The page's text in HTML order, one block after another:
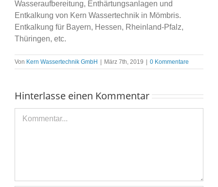
Wasseraufbereitung, Enthärtungsanlagen und
Entkalkung von Kern Wassertechnik in Mömbris.
Entkalkung für Bayern, Hessen, Rheinland-Pfalz,
Thüringen, etc.
Von Kern Wassertechnik GmbH März 7th, 2019 0 Kommentare
Hinterlasse einen Kommentar